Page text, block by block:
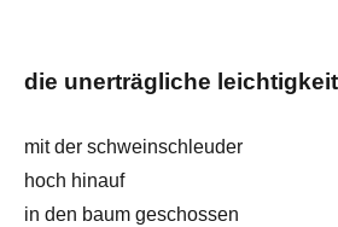
die unerträgliche
mit der schweinschleuder
hoch hinauf
in den baum geschossen